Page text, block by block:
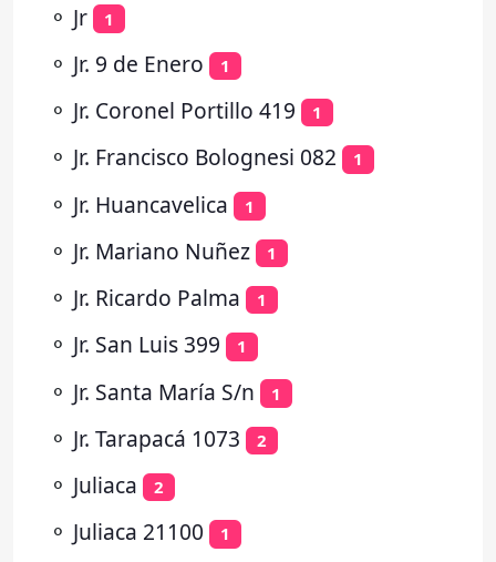
⚬ Jr 1
⚬ Jr. 9 de Enero 1
⚬ Jr. Coronel Portillo 419 1
⚬ Jr. Francisco Bolognesi 082 1
⚬ Jr. Huancavelica 1
⚬ Jr. Mariano Nuñez 1
⚬ Jr. Ricardo Palma 1
⚬ Jr. San Luis 399 1
⚬ Jr. Santa María S/n 1
⚬ Jr. Tarapacá 1073 2
⚬ Juliaca 2
⚬ Juliaca 21100 1